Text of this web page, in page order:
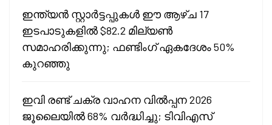
ഇന്ത്യൻ സ്റ്റാർട്ടപ്പുകൾ ഈ ആഴ്ച 17
ഇടപാടുകളിൽ $82.2 മില്യൺ
സമാഹരിക്കുന്നു; ഫണ്ടിംഗ് ഏകദേശം 50%
കുറഞ്ഞു
ഇവി രണ്ട് ചക്ര വാഹന വിൽപ്പന 2026
ജൂലൈയിൽ 68% വർദ്ധിച്ചു; ടിവിഎസ്